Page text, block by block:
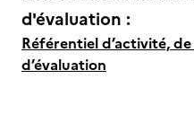
d'évaluation :
Référentiel d’activité,
d’évaluation